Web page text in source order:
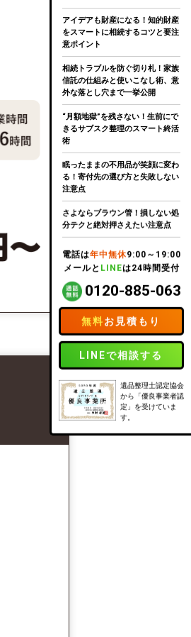
アイデアも財産になる！知的財産
をスマートに相続するコツと要注
意ポイント
相続トラブルを防ぐ切り札！家族
信託の仕組みと使いこなし術、意
外な落とし穴まで一挙公開
“月額地獄”を残さない！生前にで
きるサブスク整理のスマート終活
術
眠ったままの不用品が笑顔に変わ
る！寄付先の選び方と失敗しない
注意点
さよならブラウン管！損しない処
分テクと絶対押さえたい注意点
電話は年中無休9:00～19:00
メールと LINEは24時間受付
0120-885-063
無料お見積もり
LINEで相談する
遺品整理士認定協会
から「優良事業者認
定」を受けていま
す。